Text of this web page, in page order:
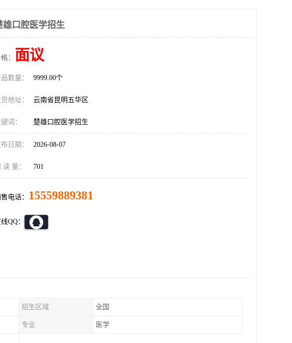
雄口腔医学招生
： 面议
数量： 9999.00个
地址： 云南省昆明五华区
词： 楚雄口腔医学招生
日期： 2026-08-07
读 量： 701
电话： 15559889381
QQ：
招生区域 全国
专业 医学